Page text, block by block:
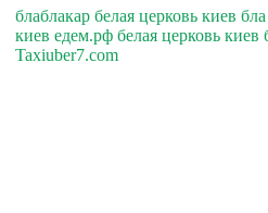
блаблакар белая церковь киев
киев едем.рф белая церковь киев
Taxiuber7.com